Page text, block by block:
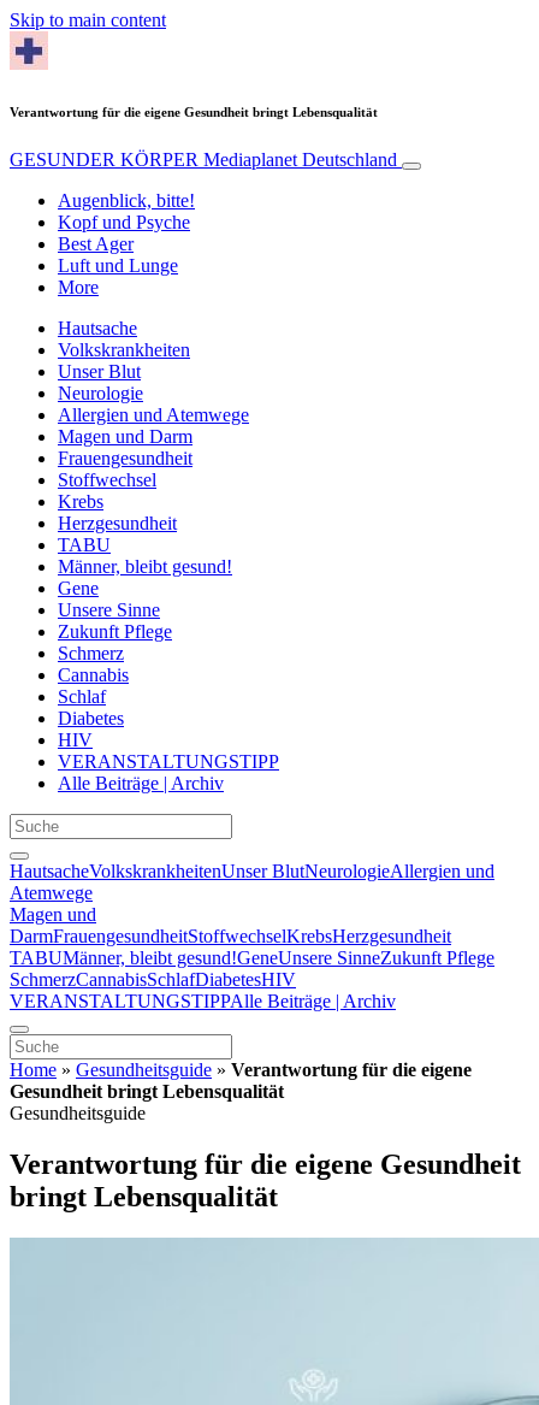
Skip to main content
Verantwortung für die eigene Gesundheit bringt Lebensqualität
GESUNDER KÖRPER Mediaplanet Deutschland
Augenblick, bitte!
Kopf und Psyche
Best Ager
Luft und Lunge
More
Hautsache
Volkskrankheiten
Unser Blut
Neurologie
Allergien und Atemwege
Magen und Darm
Frauengesundheit
Stoffwechsel
Krebs
Herzgesundheit
TABU
Männer, bleibt gesund!
Gene
Unsere Sinne
Zukunft Pflege
Schmerz
Cannabis
Schlaf
Diabetes
HIV
VERANSTALTUNGSTIPP
Alle Beiträge | Archiv
HautsacheVolkskrankheitenUnser BlutNeurologieAllergien und
Atemwege
Magen und
DarmFrauengesundheitStoffwechselKrebsHerzgesundheit
TABUMänner, bleibt gesund!GeneUnsere SinneZukunft Pflege
SchmerzCannabisSchlafDiabetesHIV
VERANSTALTUNGSTIPPAlle Beiträge | Archiv
Home » Gesundheitsguide » Verantwortung für die eigene
Gesundheit bringt Lebensqualität
Gesundheitsguide
Verantwortung für die eigene Gesundheit
bringt Lebensqualität